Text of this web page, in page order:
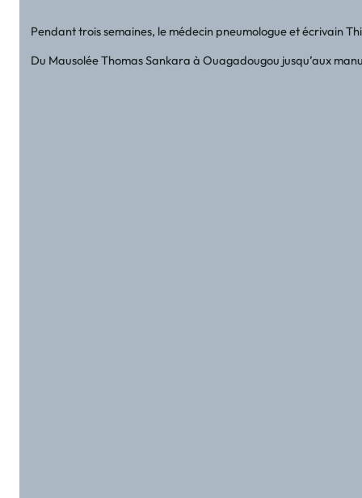
Pendant trois semaines, le médecin pneumologue et écrivain
Du Mausolée Thomas Sankara à Ouagadougou jusqu’aux